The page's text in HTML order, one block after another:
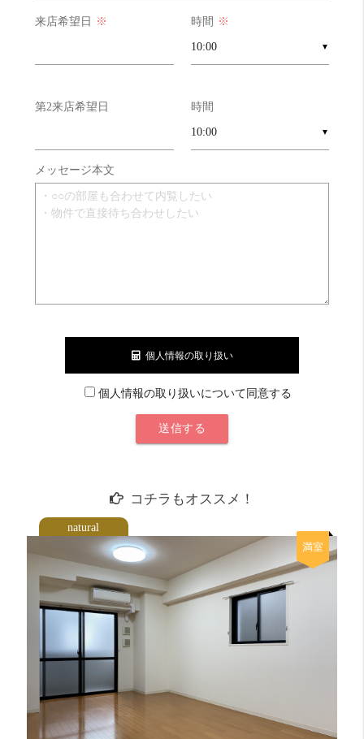
来店希望日 ※ 時間 ※
▼
第2来店希望日 時間
▼
メッセージ本文
個人情報の取り扱い
個人情報の取り扱いについて同意する
コチラもオススメ！
natural
満室